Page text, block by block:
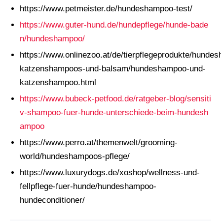
https://www.petmeister.de/hundeshampoo-test/
https://www.guter-hund.de/hundepflege/hunde-bade
n/hundeshampoo/
https://www.onlinezoo.at/de/tierpflegeprodukte/
katzenshampoos-und-balsam/hundeshampoo-und-
katzenshampoo.html
https://www.bubeck-petfood.de/ratgeber-blog/sensiti
v-shampoo-fuer-hunde-unterschiede-beim-hundesh
ampoo
https://www.perro.at/themenwelt/grooming-
world/hundeshampoos-pflege/
https://www.luxurydogs.de/xoshop/wellness-und-
fellpflege-fuer-hunde/hundeshampoo-
hundeconditioner/